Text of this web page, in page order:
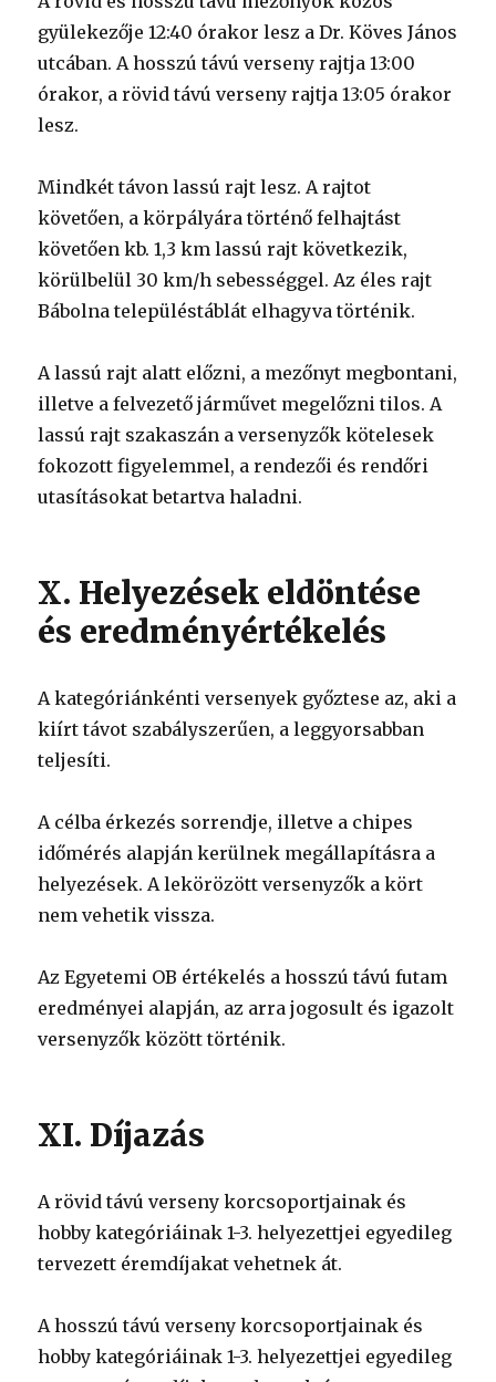
gyülekezője 12:40 órakor lesz a Dr. Köves János
utcában. A hosszú távú verseny rajtja 13:00
órakor, a rövid távú verseny rajtja 13:05 órakor
lesz.
Mindkét távon lassú rajt lesz. A rajtot
követően, a körpályára történő felhajtást
követően kb. 1,3 km lassú rajt következik,
körülbelül 30 km/h sebességgel. Az éles rajt
Bábolna településtáblát elhagyva történik.
A lassú rajt alatt előzni, a mezőnyt megbontani,
illetve a felvezető járművet megelőzni tilos. A
lassú rajt szakaszán a versenyzők kötelesek
fokozott figyelemmel, a rendezői és rendőri
utasításokat betartva haladni.
X. Helyezések eldöntése
és eredményértékelés
A kategóriánkénti versenyek győztese az, aki a
kiírt távot szabályszerűen, a leggyorsabban
teljesíti.
A célba érkezés sorrendje, illetve a chipes
időmérés alapján kerülnek megállapításra a
helyezések. A lekörözött versenyzők a kört
nem vehetik vissza.
Az Egyetemi OB értékelés a hosszú távú futam
eredményei alapján, az arra jogosult és igazolt
versenyzők között történik.
XI. Díjazás
A rövid távú verseny korcsoportjainak és
hobby kategóriáinak 1-3. helyezettjei egyedileg
tervezett éremdíjakat vehetnek át.
A hosszú távú verseny korcsoportjainak és
hobby kategóriáinak 1-3. helyezettjei egyedileg